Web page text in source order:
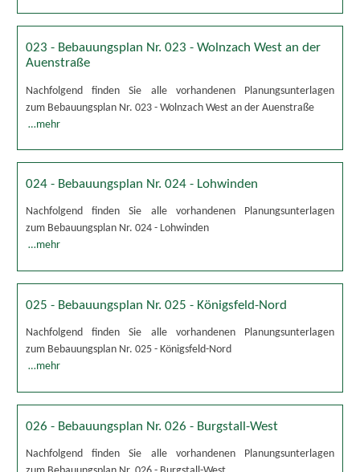
023 - Bebauungsplan Nr. 023 - Wolnzach West an der
Auenstraße
Nachfolgend finden Sie alle vorhandenen Planungsunterlagen
zum Bebauungsplan Nr. 023 - Wolnzach West an der Auenstraße
…mehr
024 - Bebauungsplan Nr. 024 - Lohwinden
Nachfolgend finden Sie alle vorhandenen Planungsunterlagen
zum Bebauungsplan Nr. 024 - Lohwinden
…mehr
025 - Bebauungsplan Nr. 025 - Königsfeld-Nord
Nachfolgend finden Sie alle vorhandenen Planungsunterlagen
zum Bebauungsplan Nr. 025 - Königsfeld-Nord
…mehr
026 - Bebauungsplan Nr. 026 - Burgstall-West
Nachfolgend finden Sie alle vorhandenen Planungsunterlagen